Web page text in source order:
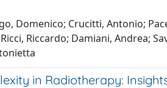
Domenico; Crucitti, Antonio;
Riccardo; Damiani, Andrea;
in Radiotherapy: